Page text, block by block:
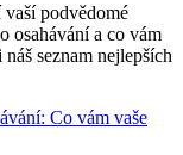
podvědomé
osahávání a co vám
seznam nejlepších
Co vám vaše